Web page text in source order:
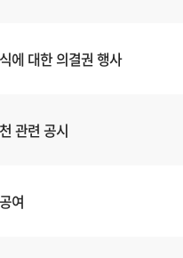
에 대한 의결권 행사
관련 공시
여